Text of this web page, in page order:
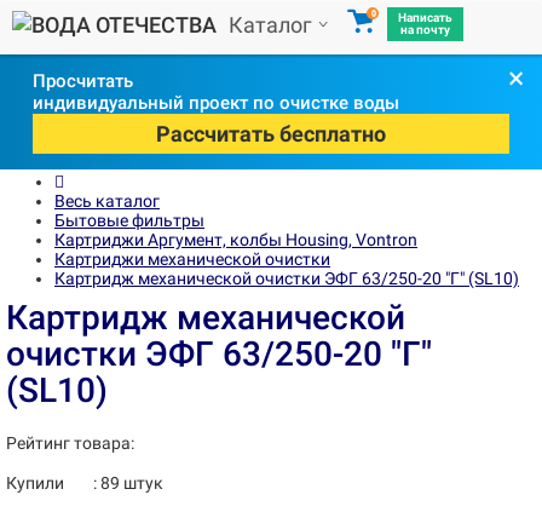
Каталог 0
Написать
на почту
Просчитать
индивидуальный проект по очистке воды
Рассчитать бесплатно
×
Весь каталог
Бытовые фильтры
Картриджи Аргумент, колбы Housing, Vontron
Картриджи механической очистки
Картридж механической очистки ЭФГ 63/250-20 "Г" (SL10)
Картридж механической
очистки ЭФГ 63/250-20 "Г"
(SL10)
Рейтинг товара:
Купили :89 штук